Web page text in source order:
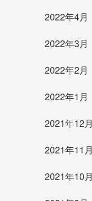
2022年4月
2022年3月
2022年2月
2022年1月
2021年12月
2021年11月
2021年10月